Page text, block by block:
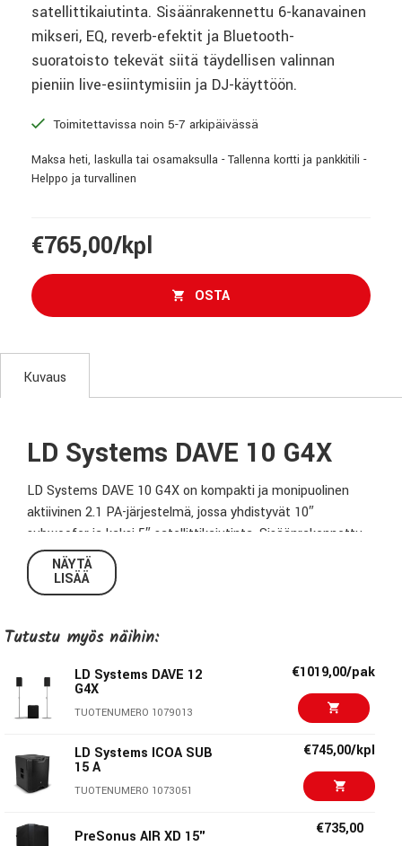
satellittikaiutinta. Sisäänrakennettu 6-kanavainen
mikseri, EQ, reverb-efektit ja Bluetooth-
suoratoisto tekevät siitä täydellisen valinnan
pieniin live-esiintymisiin ja DJ-käyttöön.
Toimitettavissa noin 5-7 arkipäivässä
Maksa heti, laskulla tai osamaksulla - Tallenna kortti ja pankkitili -
Helppo ja turvallinen
€765,00/kpl
OSTA
Kuvaus
LD Systems DAVE 10 G4X
LD Systems DAVE 10 G4X on kompakti ja monipuolinen
aktiivinen 2.1 PA-järjestelmä, jossa yhdistyvät 10″
subwoofer ja kaksi 5″ satellittikaiutinta. Sisäänrakennettu
6-kanavainen mikseri, EQ, reverb-efektit ja Bluetooth-
suoratoisto takaavat selkeän ja dynaamisen äänen pieniin
live-esiintymisiin, DJ-käyttöön ja tapahtumiin.
Ominaisuudet
10″ subwoofer ja kaksi 5″ satellittikaiutinta
Yhteensä 1200 W huipputehoa
6-kanavainen mikseri kanavakohtaisilla EQ- ja reverb-
säätimillä
Liitännät mikrofoneille, Hi-Z instrumenteille ja linjatuloille
Kolme reverb-esiasetusta tilan äänenmuokkaukseen
NÄYTÄ
LISÄÄ
Tutustu myös näihin:
LD Systems DAVE 12
G4X
TUOTENUMERO 1079013
€1019,00/pak
LD Systems ICOA SUB
15 A
TUOTENUMERO 1073051
€745,00/kpl
PreSonus AIR XD 15" €735,00